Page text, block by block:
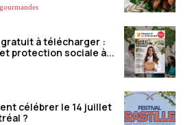
à télécharger :
protection sociale à...
célébrer le 14 juillet
?